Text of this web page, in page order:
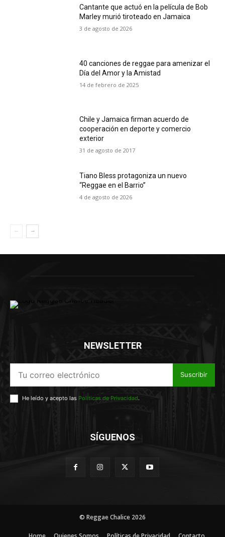
Cantante que actuó en la película de Bob
Marley murió tiroteado en Jamaica
3 de agosto de 2026
40 canciones de reggae para amenizar el
Día del Amor y la Amistad
14 de febrero de 2025
Chile y Jamaica firman acuerdo de
cooperación en deporte y comercio
exterior
31 de agosto de 2017
Tiano Bless protagoniza un nuevo
“Reggae en el Barrio”
4 de agosto de 2026
NEWSLETTER
Suscribir
He leído y acepto las Políticas de Privacidad.
SÍGUENOS
© Reggae Chalice 2026